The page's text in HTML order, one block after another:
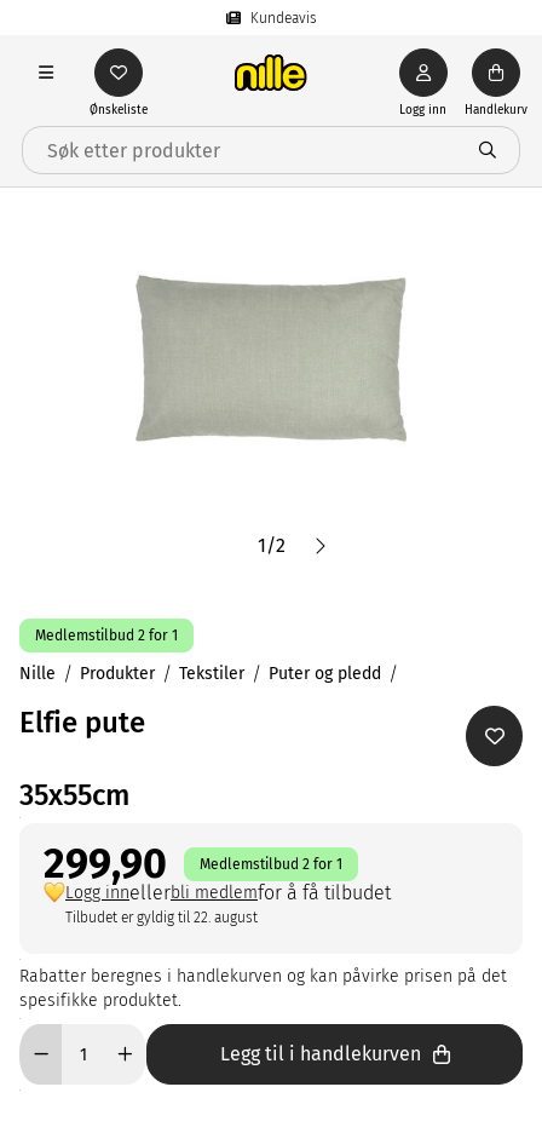
Kundeavis
Ønskeliste Logg inn Handlekurv
1/2
Medlemstilbud 2 for 1
Nille Produkter Tekstiler Puter og pledd
Elfie pute
35x55cm
299,90 Medlemstilbud 2 for 1
Logg innellerbli medlemfor å få tilbudet
Tilbudet er gyldig til 22. august
Rabatter beregnes i handlekurven og kan påvirke prisen på det
spesifikke produktet.
Legg til i handlekurven